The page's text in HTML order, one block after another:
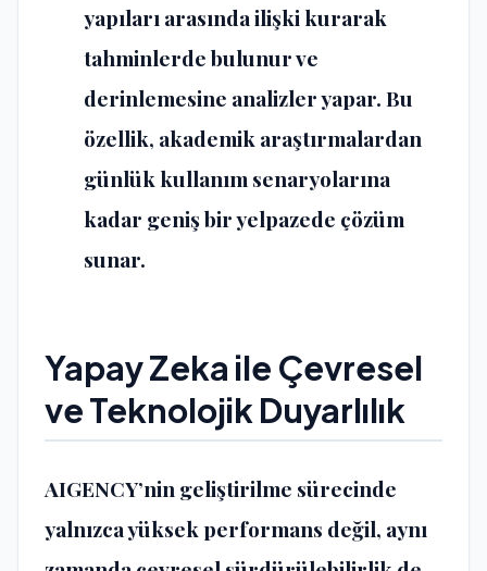
yapıları arasında ilişki kurarak
tahminlerde bulunur ve
derinlemesine analizler yapar. Bu
özellik, akademik araştırmalardan
günlük kullanım senaryolarına
kadar geniş bir yelpazede çözüm
sunar​​.
Yapay Zeka ile Çevresel
ve Teknolojik Duyarlılık
AIGENCY’nin geliştirilme sürecinde
yalnızca yüksek performans değil, aynı